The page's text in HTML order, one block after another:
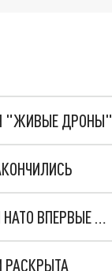
"ЖИВЫЕ ДРОНЫ"
"ОЧЕНЬ ПЛОХИЕ НОВОСТИ": БОЛЬШАЯ ОШИБКА PALANTIR В РОССИИ. СТРАНЫ НАТО ВПЕРВЫЕ ЗА СВО ОСТАНОВИЛИ ПОСТАВКИ ОРУЖИЯ. ВСУ ТЕРЯЮТ ПРИГРАНИЧЬЕ?
РАСКРЫТА